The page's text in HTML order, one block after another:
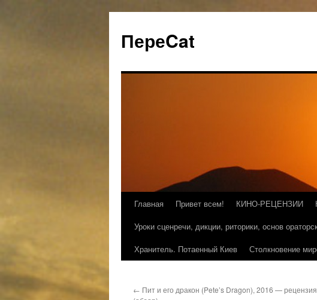
ПереCat
Главная Привет всем! КИНО-РЕЦЕНЗИИ
Уроки сценречи, дикции, риторики, основ
Хранитель. Потаенный Киев
Столкновение
← Пит и его дракон (Pete’s Dragon), 2016 — рецензия